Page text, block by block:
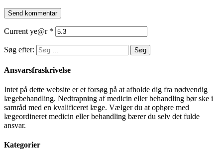
Current ye@r *
Søg efter:
Ansvarsfraskrivelse
Intet på dette website er et forsøg på at afholde dig fra nødvendig
lægebehandling. Nedtrapning af medicin eller behandling bør ske i
samråd med en kvalificeret læge. Vælger du at ophøre med
lægeordineret medicin eller behandling bærer du selv det fulde
ansvar.
Kategorier